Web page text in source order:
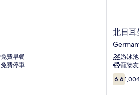
免費早餐
免費停車
北
日
耳
曼
敦
凱
藝
北日耳
游泳池
寵物
6.6
分，
6.6